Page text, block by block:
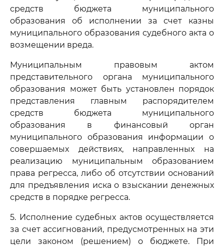
средств бюджета муниципального
образования об исполнении за счет казны
муниципального образования судебного акта о
возмещении вреда.
Муниципальным правовым актом
представительного органа муниципального
образования может быть установлен порядок
представления главным распорядителем
средств бюджета муниципального
образования в финансовый орган
муниципального образования информации о
совершаемых действиях, направленных на
реализацию муниципальным образованием
права регресса, либо об отсутствии оснований
для предъявления иска о взыскании денежных
средств в порядке регресса.
5. Исполнение судебных актов осуществляется
за счет ассигнований, предусмотренных на эти
цели законом (решением) о бюджете. При